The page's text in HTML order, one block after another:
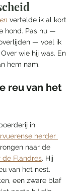
vertelde ik al kort
hond. Pas nu —
— voel ik
wie hij was. En
hem nam.
reu van het
in
herder
naar de
de Flandres. Hij
van het nest.
een zware blaf